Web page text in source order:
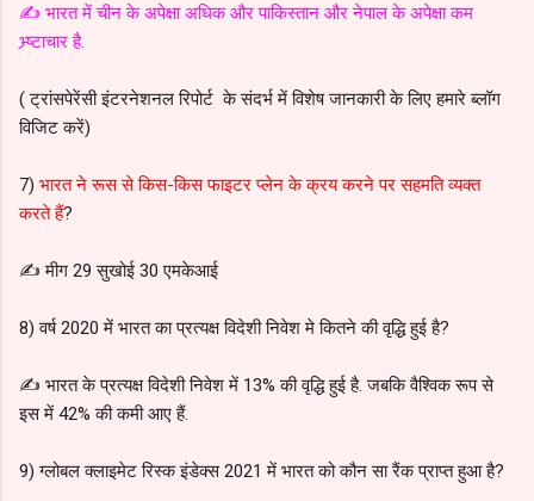
✍️ भारत में चीन के अपेक्षा अधिक और पाकिस्तान और नेपाल के अपेक्षा कम
भ्र्ष्टाचार है.
( ट्रांसपेरेंसी इंटरनेशनल रिपोर्ट के संदर्भ में विशेष जानकारी के लिए हमारे ब्लॉग
विजिट करें)
7) भारत ने रूस से किस-किस फाइटर प्लेन के क्रय करने पर सहमति व्यक्त
करते हैं?
✍️ मीग 29 सुखोई 30 एमकेआई
8) वर्ष 2020 में भारत का प्रत्यक्ष विदेशी निवेश मे कितने की वृद्धि हुई है?
✍️ भारत के प्रत्यक्ष विदेशी निवेश में 13% की वृद्धि हुई है. जबकि वैश्विक रूप से
इस में 42% की कमी आए हैं.
9) ग्लोबल क्लाइमेट रिस्क इंडेक्स 2021 में भारत को कौन सा रैंक प्राप्त हुआ है?